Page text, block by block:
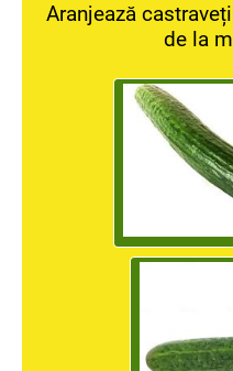
Aranjează
de la